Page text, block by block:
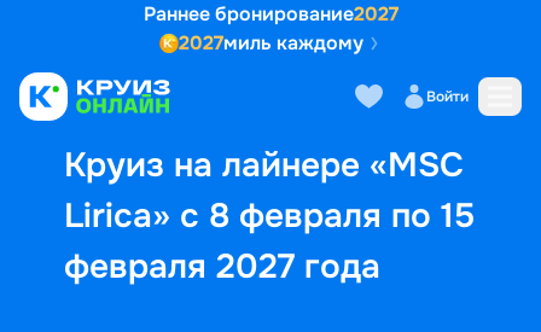
Раннее бронирование2027
2027миль каждому
Войти
Круиз на лайнере «MSC
Lirica» с 8 февраля по 15
февраля 2027 года
Выбор кают Маршрут и